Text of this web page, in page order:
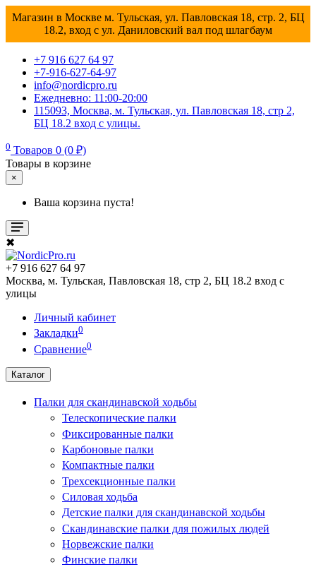
Магазин в Москве м. Тульская, ул. Павловская 18, стр. 2, БЦ
18.2, вход с ул. Даниловский вал под шлагбаум
+7 916 627 64 97
+7-916-627-64-97
info@nordicpro.ru
Ежедневно: 11:00-20:00
115093, Москва, м. Тульская, ул. Павловская 18, стр 2,
БЦ 18.2 вход с улицы.
0 Товаров 0 (0 ₽)
Товары в корзине
×
Ваша корзина пуста!
✖
+7 916 627 64 97
Москва, м. Тульская, Павловская 18, стр 2, БЦ 18.2 вход с
улицы
Личный кабинет
Закладки0
Сравнение0
Каталог
Палки для скандинавской ходьбы
Телескопические палки
Фиксированные палки
Карбоновые палки
Компактные палки
Трехсекционные палки
Силовая ходьба
Детские палки для скандинавской ходьбы
Скандинавские палки для пожилых людей
Норвежские палки
Финские палки